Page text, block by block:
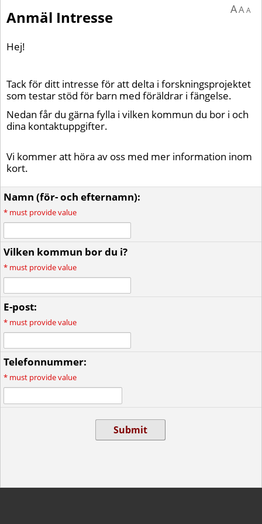
Anmäl Intresse AAA
Hej!
Tack för ditt intresse för att delta i forskningsprojektet
som testar stöd för barn med föräldrar i fängelse.
Nedan får du gärna fylla i vilken kommun du bor i och
dina kontaktuppgifter.
Vi kommer att höra av oss med mer information inom
kort.
Namn (för- och efternamn):
* must provide value
Vilken kommun bor du i?
* must provide value
E-post:
* must provide value
Telefonnummer:
* must provide value
Submit